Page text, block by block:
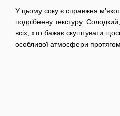
У цьому соку є справжня
подрібнену текстуру.
всіх, хто бажає скуштувати
особливої атмосфери